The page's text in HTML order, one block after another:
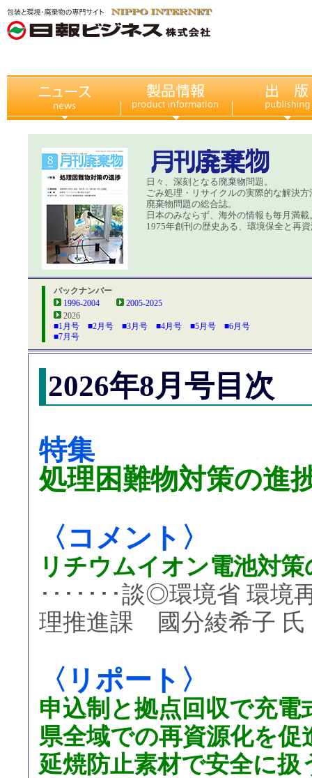
日々、深刻となる廃棄物問題。
ごみ処理・リサイクルの実際的な解決方
廃棄物問題の総合誌。
日本のみならず、海外の情報も毎月満載
1975年創刊の歴史ある、環境保全と再資
バックナンバー
1996-2004
2005-2025
2026
■1月号
■2月号 ■3月号 ■4月号 ■5月号
■6月号
■7月号
2026年8月号目次
特集
処理困難物対策の進
〈コメント〉
リチウムイオン電池対策
･･･････談◎環境省 環境
理推進課 國分綾希子 氏
〈リポート〉
申込制と拠点回収で充電
県全域での再資源化を促
延焼防止素材で安全に扱